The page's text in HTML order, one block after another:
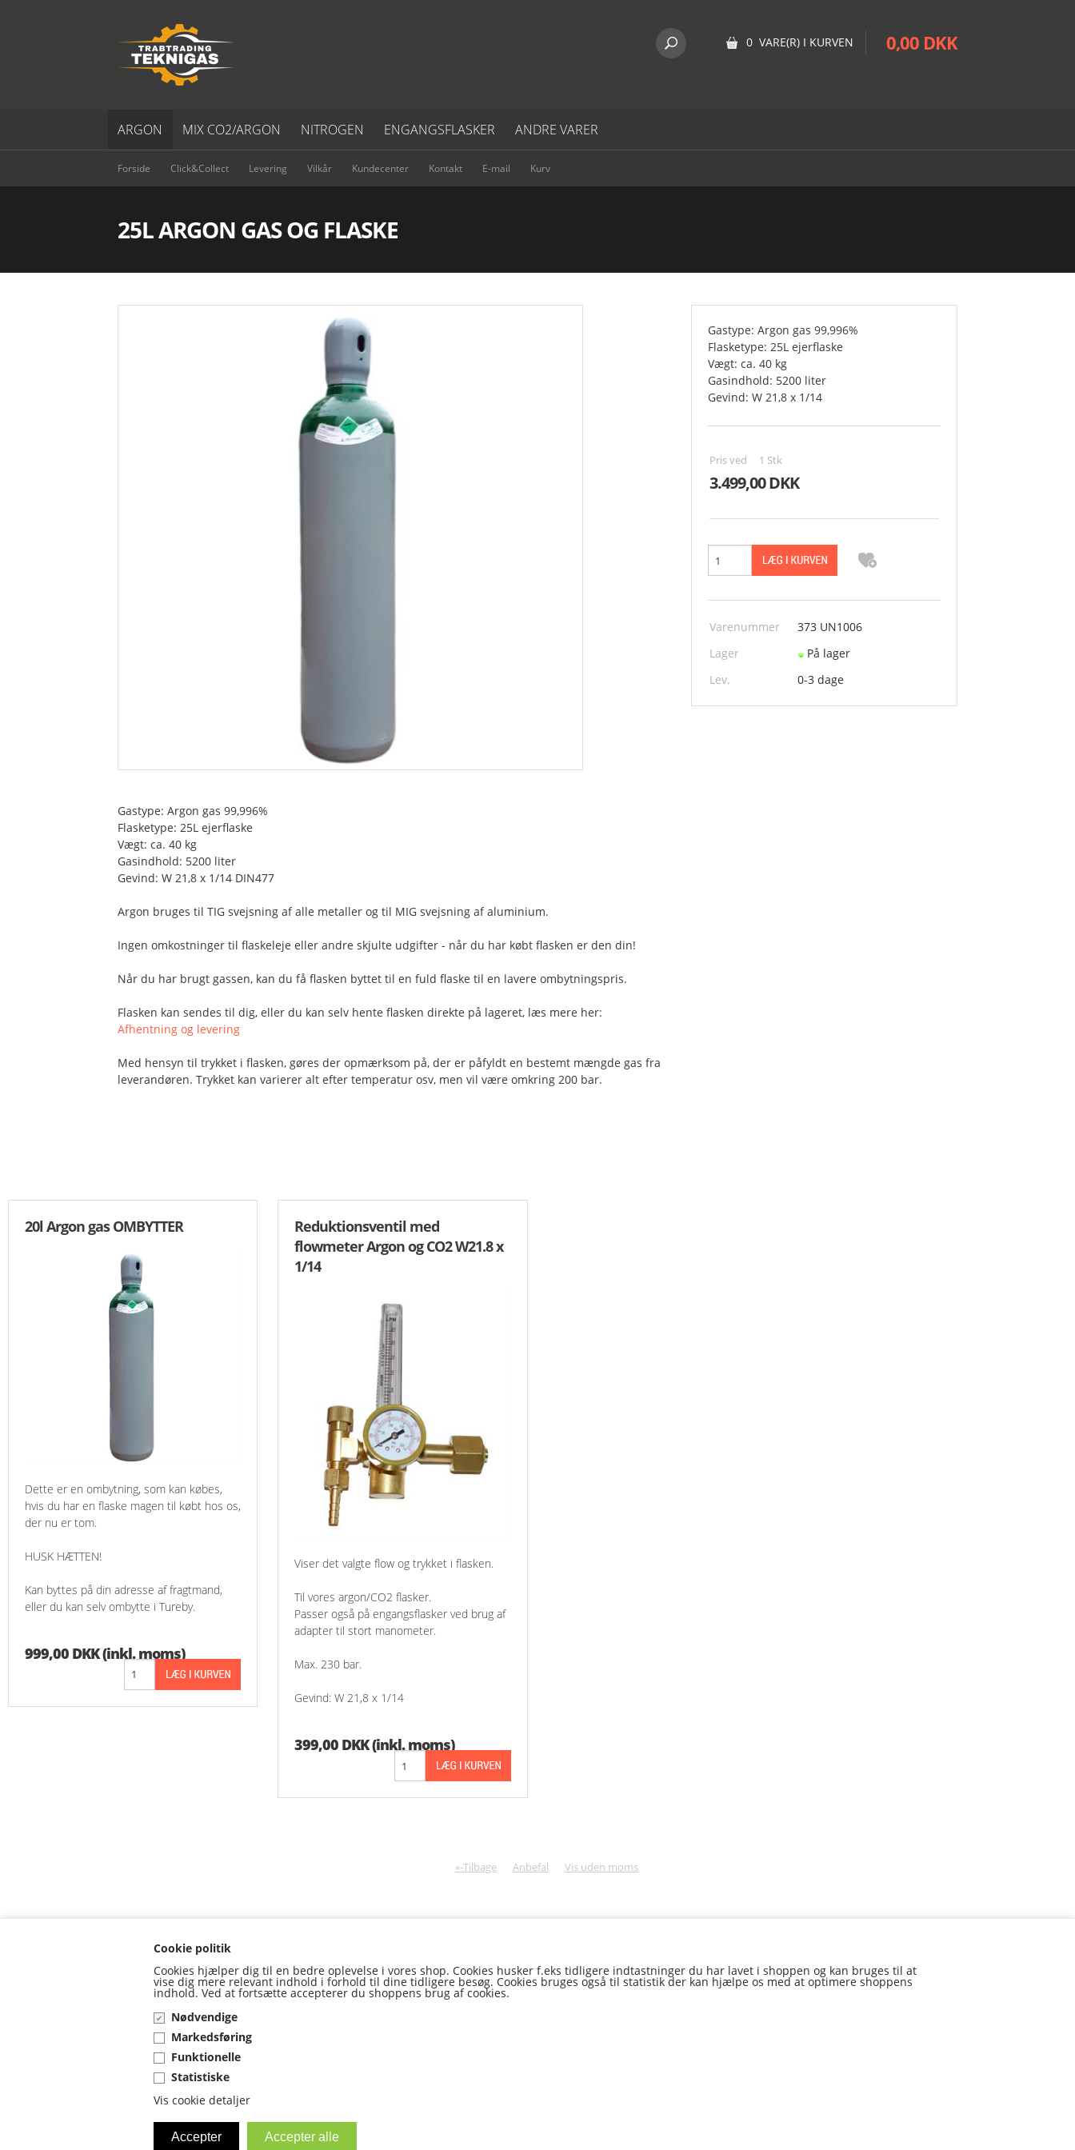
Cookie politik
Cookies hjælper dig til en bedre oplevelse i vores shop. Cookies husker f.eks tidligere indtastninger du har lavet i shoppen og kan bruges til at
vise dig mere relevant indhold i forhold til dine tidligere besøg. Cookies bruges også til statistik der kan hjælpe os med at optimere shoppens
indhold. Ved at fortsætte accepterer du shoppens brug af cookies.
Nødvendige
Markedsføring
Funktionelle
Statistiske
Vis cookie detaljer
0 VARE(R) I KURVEN 0,00 DKK
ARGON MIX CO2/ARGON NITROGEN ENGANGSFLASKER ANDRE VARER
Forside Click&Collect Levering Vilkår Kundecenter Kontakt E-mail Kurv
25L ARGON GAS OG FLASKE
Gastype: Argon gas 99,996%
Flasketype: 25L ejerflaske
Vægt: ca. 40 kg
Gasindhold: 5200 liter
Gevind: W 21,8 x 1/14 DIN477
Argon bruges til TIG svejsning af alle metaller og til MIG svejsning af aluminium.
Ingen omkostninger til flaskeleje eller andre skjulte udgifter - når du har købt flasken er den din!
Når du har brugt gassen, kan du få flasken byttet til en fuld flaske til en lavere ombytningspris.
Flasken kan sendes til dig, eller du kan selv hente flasken direkte på lageret, læs mere her:
Afhentning og levering
Med hensyn til trykket i flasken, gøres der opmærksom på, der er påfyldt en bestemt mængde gas fra
leverandøren. Trykket kan varierer alt efter temperatur osv, men vil være omkring 200 bar.
Gastype: Argon gas 99,996%
Flasketype: 25L ejerflaske
Vægt: ca. 40 kg
Gasindhold: 5200 liter
Gevind: W 21,8 x 1/14
Pris ved 1 Stk
3.499,00 DKK
Varenummer
373 UN1006
Lager
På lager
Lev.
0-3 dage
20l Argon gas OMBYTTER
Dette er en ombytning, som kan købes,
hvis du har en flaske magen til købt hos os,
der nu er tom.
HUSK HÆTTEN!
Kan byttes på din adresse af fragtmand,
eller du kan selv ombytte i Tureby.
999,00 DKK(inkl. moms)
Reduktionsventil med
flowmeter Argon og CO2 W21.8 x
1/14
Viser det valgte flow og trykket i flasken.
Til vores argon/CO2 flasker.
Passer også på engangsflasker ved brug af
adapter til stort manometer.
Max. 230 bar.
Gevind: W 21,8 x 1/14
399,00 DKK(inkl. moms)
«-Tilbage Anbefal Vis uden moms